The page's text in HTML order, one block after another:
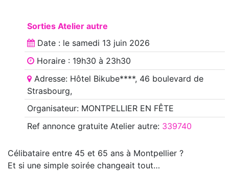
Sorties Atelier autre
Date : le samedi 13 juin 2026
Horaire : 19h30 à 23h30
Adresse: Hôtel Bikube****, 46 boulevard de
Strasbourg,
Organisateur: MONTPELLIER EN FÊTE
Ref annoncegratuite Atelier autre: 339740
Célibataire entre 45 et 65 ans à Montpellier ?
Et si une simple soirée changeait tout…